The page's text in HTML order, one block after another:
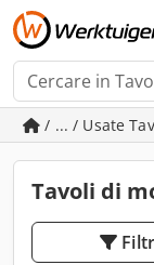
/ ... / Usate
Tavoli di